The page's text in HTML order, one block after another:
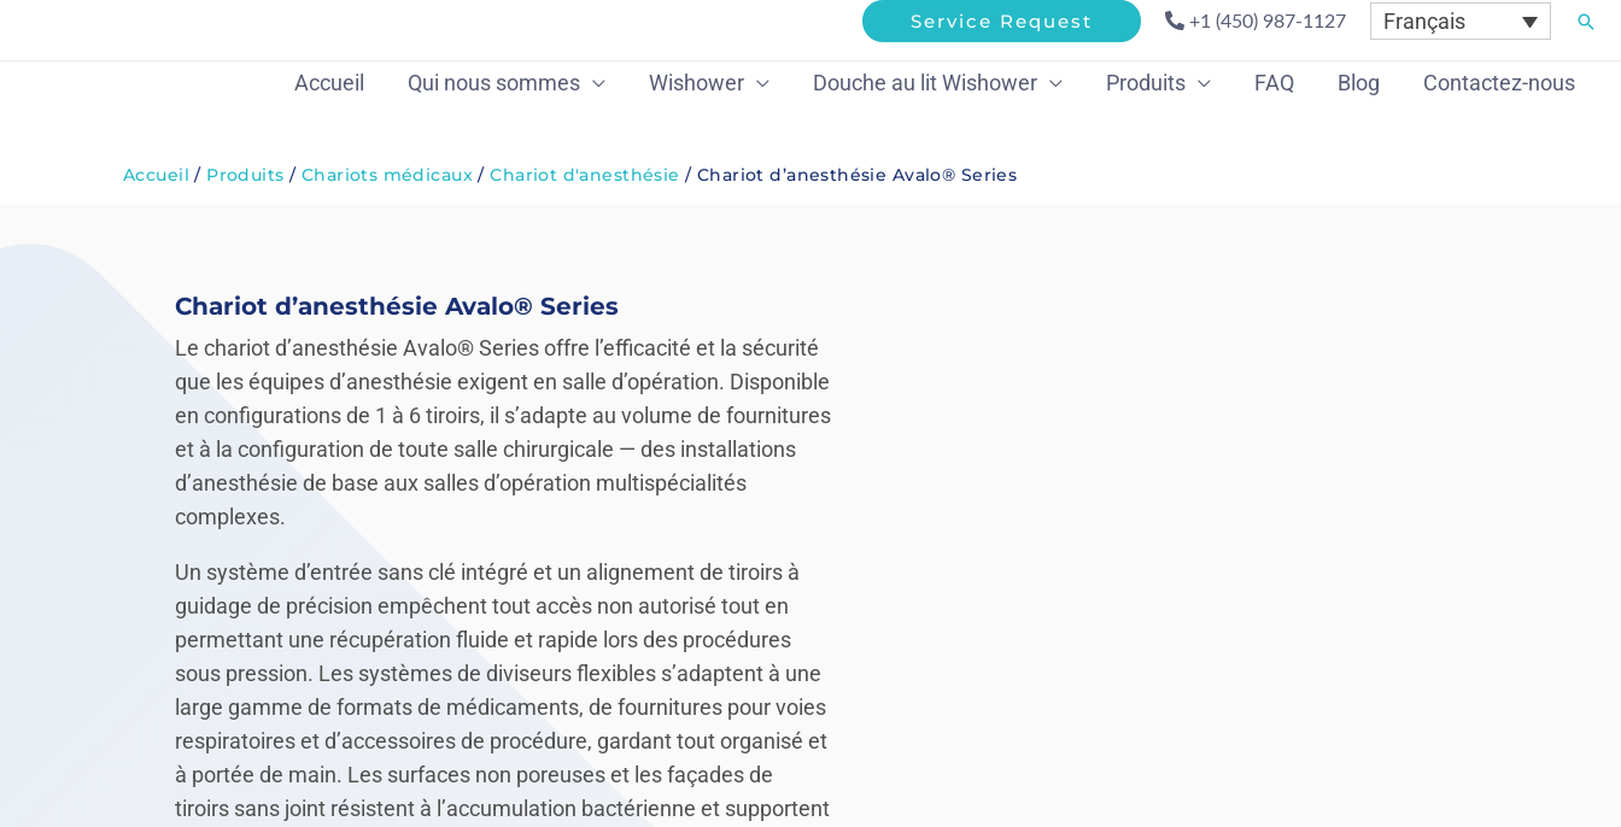
Service Request +1 (450) 987-1127 Français
Accueil Qui nous sommes Wishower Douche au lit Wishower Produits FAQ Blog Contactez-nous
Accueil / Produits / Chariots médicaux /Chariot d'anesthésie / Chariot d’anesthésie Avalo® Series
Chariot d’anesthésie Avalo® Series
Le chariot d’anesthésie Avalo® Series offre l’efficacité et la sécurité
que les équipes d’anesthésie exigent en salle d’opération. Disponible
en configurations de 1 à 6 tiroirs, il s’adapte au volume de fournitures
et à la configuration de toute salle chirurgicale — des installations
d’anesthésie de base aux salles d’opération multispécialités
complexes.
Un système d’entrée sans clé intégré et un alignement de tiroirs à
guidage de précision empêchent tout accès non autorisé tout en
permettant une récupération fluide et rapide lors des procédures
sous pression. Les systèmes de diviseurs flexibles s’adaptent à une
large gamme de formats de médicaments, de fournitures pour voies
respiratoires et d’accessoires de procédure, gardant tout organisé et
à portée de main. Les surfaces non poreuses et les façades de
tiroirs sans joint résistent à l’accumulation bactérienne et supportent